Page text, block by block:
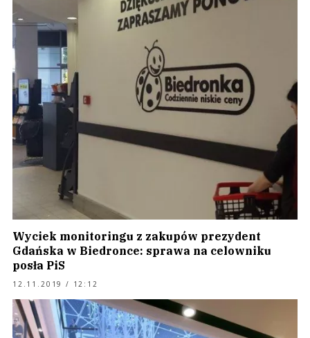
Wyciek monitoringu z zakupów prezydent
Gdańska w Biedronce: sprawa na celowniku
posła PiS
12.11.2019 / 12:12